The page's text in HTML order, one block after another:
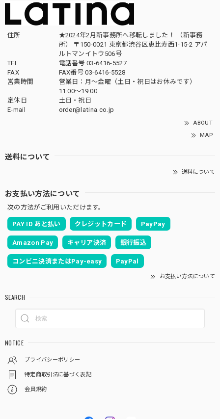
住所
★2024年2月新事務所へ移転しました！ （新事務
所） 〒150-0021 東京都渋谷区恵比寿西1-15-2 アパ
ルトマンイトウ506号
TEL
電話番号 03-6416-5527
FAX
FAX番号 03-6416-5528
営業時間
営業日：月〜金曜（土日・祝日はお休みです）
11:00〜19:00
定休日
土日・祝日
E-mail
order@latina.co.jp
ABOUT
MAP
送料について
送料について
お支払い方法について
次の方法がご利用いただけます。
PAY ID あと払い クレジットカード PayPay
Amazon Pay キャリア決済 銀行振込
コンビニ決済またはPay-easy PayPal
お支払い方法について
SEARCH
NOTICE
プライバシーポリシー
特定商取引法に基づく表記
会員規約